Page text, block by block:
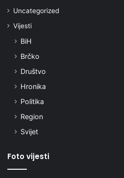
Uncategorized
Vijesti
BiH
Brčko
Društvo
Hronika
Politika
Region
Svijet
Foto vijesti